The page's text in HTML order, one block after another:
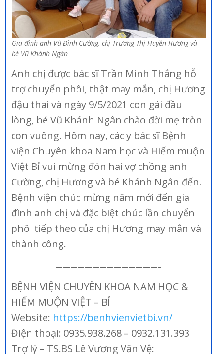
Gia đình anh Vũ Đình Cường, chị Trương Thị Huyền Hương và
bé Vũ Khánh Ngân
Anh chị được bác sĩ Trần Minh Thắng hỗ
trợ chuyển phôi, thật may mắn, chị Hương
đậu thai và ngày 9/5/2021 con gái đầu
lòng, bé Vũ Khánh Ngân chào đời mẹ tròn
con vuông. Hôm nay, các y bác sĩ Bệnh
viện Chuyên khoa Nam học và Hiếm muộn
Việt Bỉ vui mừng đón hai vợ chồng anh
Cường, chị Hương và bé Khánh Ngân đến.
Bệnh viện chúc mừng năm mới đến gia
đình anh chị và đặc biệt chúc lần chuyển
phôi tiếp theo của chị Hương may mắn và
thành công.
——————————————–
BỆNH VIỆN CHUYÊN KHOA NAM HỌC &
HIẾM MUỘN VIỆT – BỈ
Website: https://benhvienvietbi.vn/
Điện thoại: 0935.938.268 – 0932.131.393
Trợ lý – TS.BS Lê Vương Văn Vệ: